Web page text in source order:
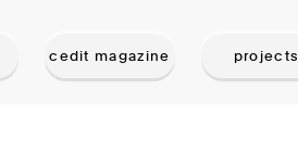
cedit magazine projects